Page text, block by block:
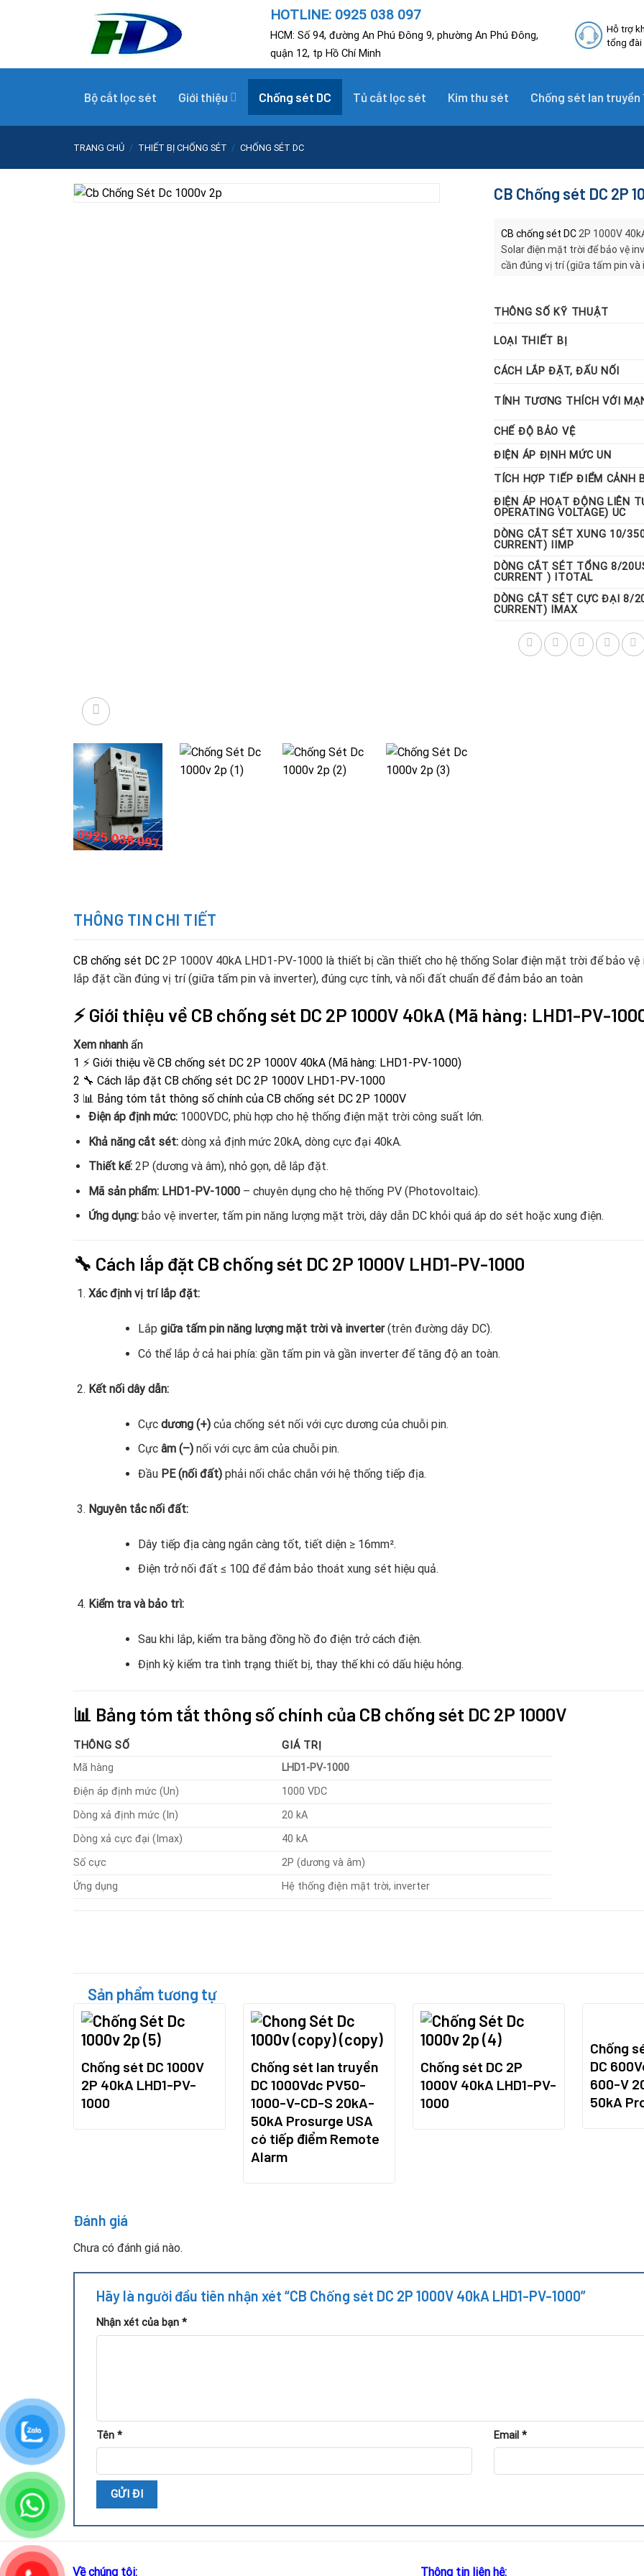
HOTLINE: 0925 038 097
HCM: Số 94, đường An Phú Đông 9, phường An Phú Đông,
quận 12, tp Hồ Chí Minh
Hỗ trợ
tổng đài
Bộ cắt lọc sét Giới thiệu Chống sét DC Tủ cắt lọc sét Kim thu sét Chống sét lan truyền
TRANG CHỦ / THIẾT BỊ CHỐNG SÉT / CHỐNG SÉT DC
CB Chống sét DC 2P
CB chống sét DC 2P 1000V
Solar điện mặt trời để bảo vệ
cần đúng vị trí (giữa tấm pin
THÔNG SỐ KỸ THUẬT
LOẠI THIẾT BỊ
CÁCH LẮP ĐẶT, ĐẤU NỐI
TÍNH TƯƠNG THÍCH VỚI
CHẾ ĐỘ BẢO VỆ
ĐIỆN ÁP ĐỊNH MỨC UN
TÍCH HỢP TIẾP ĐIỂM CẢNH
ĐIỆN ÁP HOẠT ĐỘNG LIÊN
OPERATING VOLTAGE) UC
DÒNG CẮT SÉT XUNG 10/
CURRENT) IIMP
DÒNG CẮT SÉT TỔNG 8/
CURRENT ) ITOTAL
DÒNG CẮT SÉT CỰC ĐẠI 8/
CURRENT) IMAX
THÔNG TIN CHI TIẾT
CB chống sét DC 2P 1000V 40kA LHD1-PV-1000 là thiết bị cần thiết cho hệ thống Solar điện mặt trời để bảo
lắp đặt cần đúng vị trí (giữa tấm pin và inverter), đúng cực tính, và nối đất chuẩn để đảm bảo an toàn
⚡ Giới thiệu về CB chống sét DC 2P 1000V 40kA (Mã hàng: LHD1-PV-
Xem nhanh ẩn
1 ⚡ Giới thiệu về CB chống sét DC 2P 1000V 40kA (Mã hàng: LHD1-PV-1000)
2 🔧 Cách lắp đặt CB chống sét DC 2P 1000V LHD1-PV-1000
3 📊 Bảng tóm tắt thông số chính của CB chống sét DC 2P 1000V
Điện áp định mức:1000VDC, phù hợp cho hệ thống điện mặt trời công suất lớn.
Khả năng cắt sét:dòng xả định mức 20kA, dòng cực đại 40kA.
Thiết kế:2P (dương và âm), nhỏ gọn, dễ lắp đặt.
Mã sản phẩm: LHD1-PV-1000– chuyên dụng cho hệ thống PV (Photovoltaic).
Ứng dụng:bảo vệ inverter, tấm pin năng lượng mặt trời, dây dẫn DC khỏi quá áp do sét hoặc xung điện.
🔧 Cách lắp đặt CB chống sét DC 2P 1000V LHD1-PV-1000
Xác định vị trí lắp đặt:
Lắp giữa tấm pin năng lượng mặt trời và inverter(trên đường dây DC).
Có thể lắp ở cả hai phía: gần tấm pin và gần inverter để tăng độ an toàn.
Kết nối dây dẫn:
Cực dương (+)của chống sét nối với cực dương của chuỗi pin.
Cực âm (–)nối với cực âm của chuỗi pin.
Đầu PE (nối đất)phải nối chắc chắn với hệ thống tiếp địa.
Nguyên tắc nối đất:
Dây tiếp địa càng ngắn càng tốt, tiết diện ≥ 16mm².
Điện trở nối đất ≤ 10Ω để đảm bảo thoát xung sét hiệu quả.
Kiểm tra và bảo trì:
Sau khi lắp, kiểm tra bằng đồng hồ đo điện trở cách điện.
Định kỳ kiểm tra tình trạng thiết bị, thay thế khi có dấu hiệu hỏng.
📊 Bảng tóm tắt thông số chính của CB chống sét DC 2P 1000V
THÔNG SỐ
GIÁ TRỊ
Mã hàng
LHD1-PV-1000
Điện áp định mức (Un)
1000 VDC
Dòng xả định mức (In)
20 kA
Dòng xả cực đại (Imax)
40 kA
Số cực
2P (dương và âm)
Ứng dụng
Hệ thống điện mặt trời, inverter
Sản phẩm tương tự
Chống sét DC 1000V
2P 40kA LHD1-PV-
1000
Chống sét lan truyền
DC 1000Vdc PV50-
1000-V-CD-S 20kA-
50kA Prosurge USA
có tiếp điểm Remote
Alarm
Chống sét DC 2P
1000V 40kA LHD1-PV-
1000
Chống
DC
600-V
50kA
Đánh giá
Chưa có đánh giá nào.
Hãy là người đầu tiên nhận xét “CB Chống sét DC 2P 1000V 40kA LHD1-PV-1000”
Nhận xét của bạn *
Tên * Email *
Về chúng tôi: Thông tin liên hệ: